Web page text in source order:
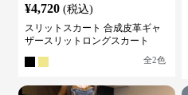
¥4,720 (税込)
スリットスカート 合成皮革ギャ
ザースリットロングスカート
全2色